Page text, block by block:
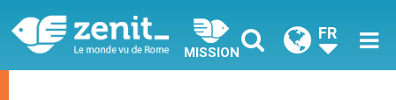
MISSION
FR